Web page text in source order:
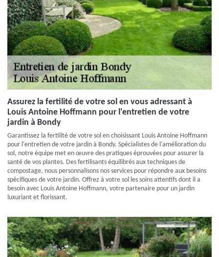
Assurez la fertilité de votre sol en vous adressant à
Louis Antoine Hoffmann pour l'entretien de votre
jardin à Bondy
Garantissez la fertilité de votre sol en choisissant Louis Antoine Hoffmann
pour l'entretien de votre jardin à Bondy. Spécialistes de l'amélioration du
sol, notre équipe met en œuvre des pratiques éprouvées pour assurer la
santé de vos plantes. Des fertilisants équilibrés aux techniques de
compostage, nous personnalisons nos services pour répondre aux besoins
spécifiques de votre jardin. Offrez à votre sol les soins attentifs dont il a
besoin avec Louis Antoine Hoffmann, votre partenaire pour un jardin
luxuriant et florissant.